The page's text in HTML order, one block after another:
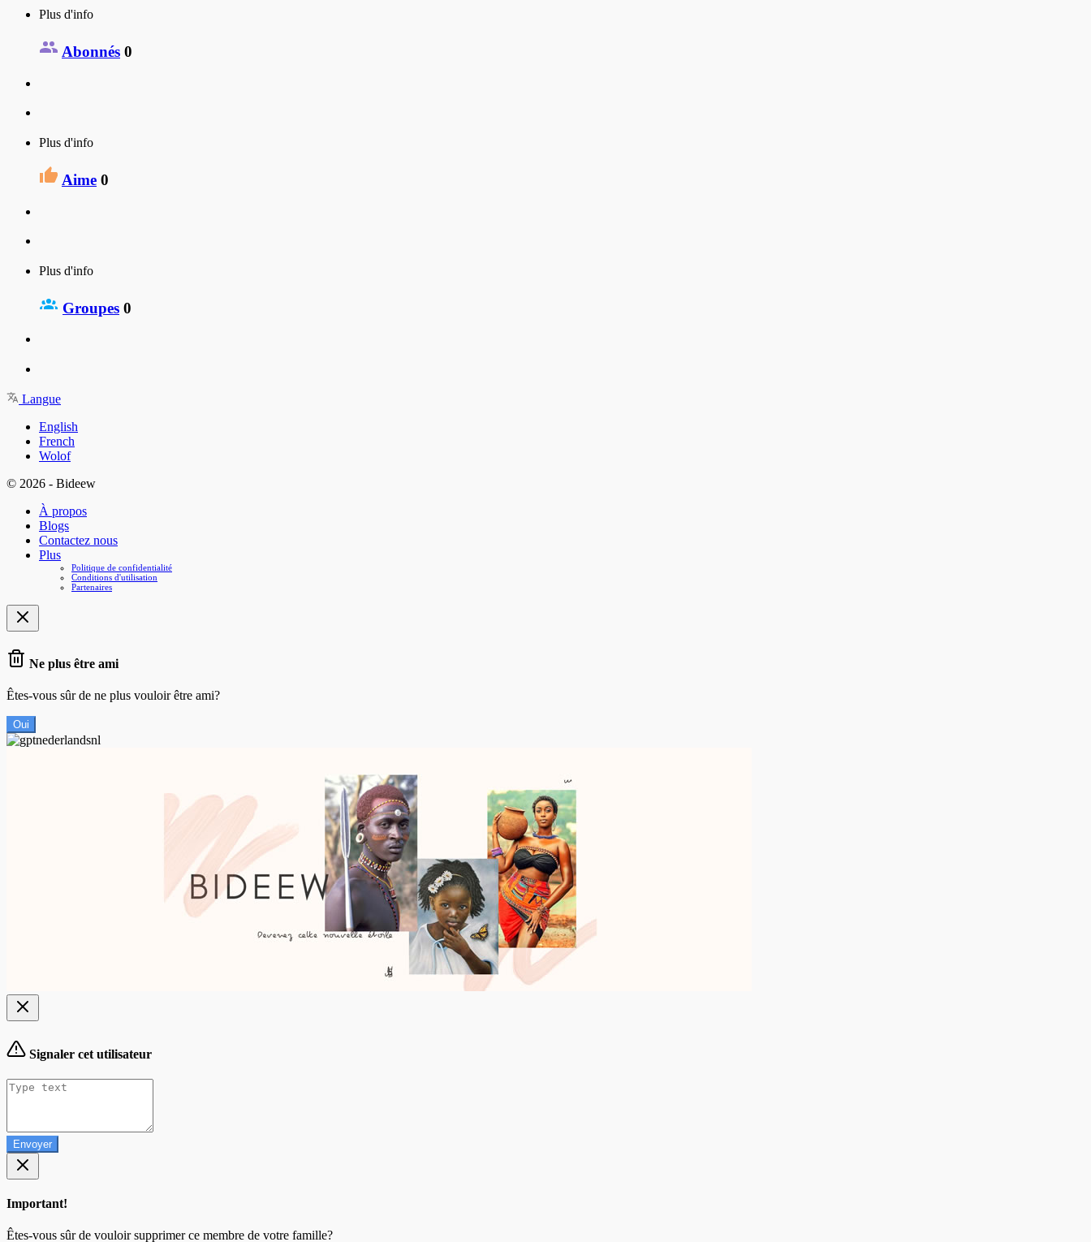
Plus d'info
Abonnés 0
Plus d'info
Aime 0
Plus d'info
Groupes 0
Langue
English
French
Wolof
© 2026 - Bideew
À propos
Blogs
Contactez nous
Plus
Politique de confidentialité
Conditions d'utilisation
Partenaires
Ne plus être ami
Êtes-vous sûr de ne plus vouloir être ami?
Oui
Signaler cet utilisateur
Envoyer
Important!
Êtes-vous sûr de vouloir supprimer ce membre de votre famille?